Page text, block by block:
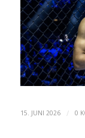
15. JUNI 2026 / 0